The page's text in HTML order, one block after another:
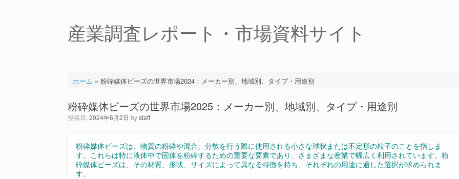
産業調査レポート・市場資料サイト
ホーム » 粉砕媒体ビーズの世界市場2024：メーカー別、地域別、タイプ・用途別
粉砕媒体ビーズの世界市場2025：メーカー別、地域別、タイプ・用途別
投稿日:2024年6月2日 bystaff
粉砕媒体ビーズは、物質の粉砕や混合、分散を行う際に使用される小さな球状または不定形の粒子のことを指しま
す。これらは特に液体中で固体を粉砕するための重要な要素であり、さまざまな産業で幅広く利用されています。粉
砕媒体ビーズは、その材質、形状、サイズによって異なる特徴を持ち、それぞれの用途に適した選択が求められま
す。